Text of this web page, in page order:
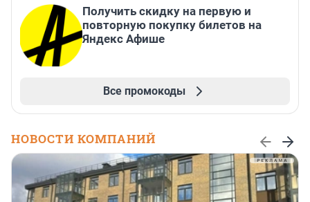
Получить скидку на первую и
повторную покупку билетов на
Яндекс Афише
Все промокоды
НОВОСТИ КОМПАНИЙ